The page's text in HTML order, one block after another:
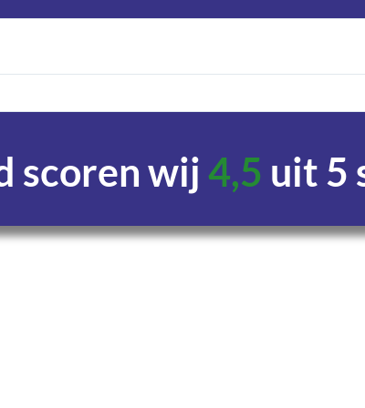
scoren wij4,5 uit 5